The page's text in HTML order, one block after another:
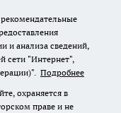
и анализа сведений,
сети "Интернет",
Подробнее
охраняется в
праве и не